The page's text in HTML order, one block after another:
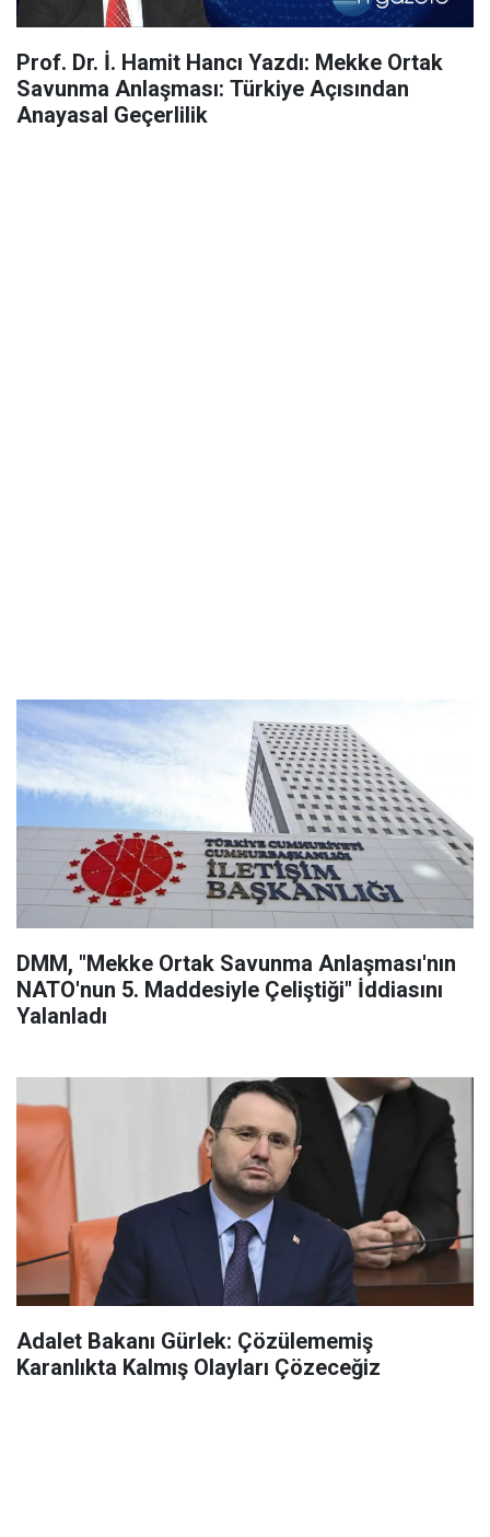
Prof. Dr. İ. Hamit Hancı Yazdı: Mekke Ortak
Savunma Anlaşması: Türkiye Açısından
Anayasal Geçerlilik
DMM, "Mekke Ortak Savunma Anlaşması'nın
NATO'nun 5. Maddesiyle Çeliştiği" İddiasını
Yalanladı
Adalet Bakanı Gürlek: Çözülememiş
Karanlıkta Kalmış Olayları Çözeceğiz